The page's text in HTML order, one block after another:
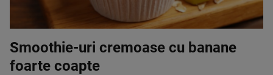
Smoothie-uri cremoase cu banane
foarte coapte